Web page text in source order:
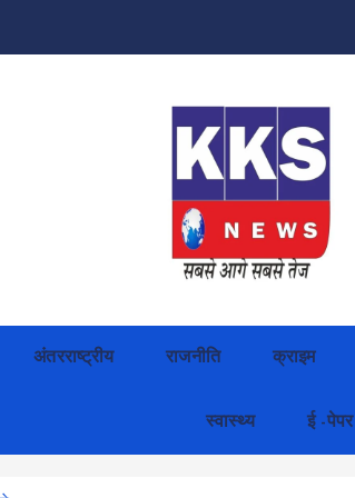
अंतरराष्ट्रीय राजनीति क्राइम
स्वास्थ्य ई -पेपर